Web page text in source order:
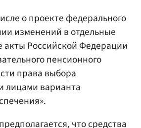
о проекте федерального
изменений в отдельные
акты Российской Федерации
пенсионного
права выбора
лицами варианта
что средства